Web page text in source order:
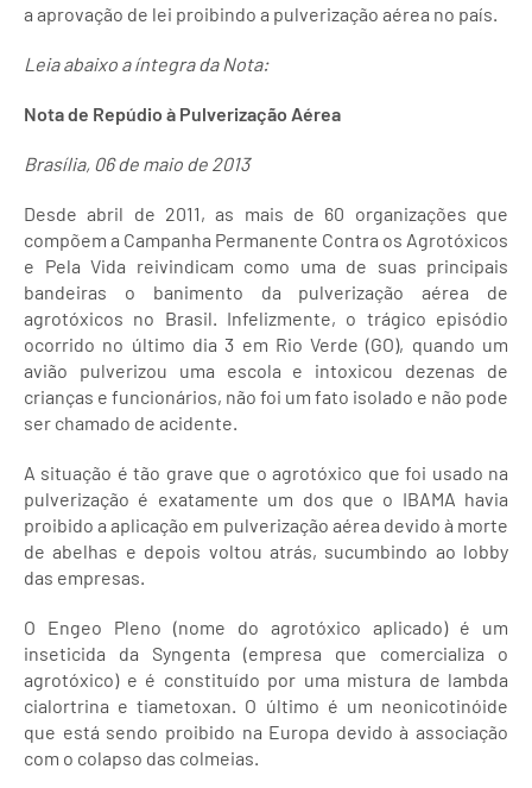
a aprovação de lei proibindo a pulverização aérea no país.
Leia abaixo a íntegra da Nota:
Nota de Repúdio à Pulverização Aérea
Brasília, 06 de maio de 2013
Desde abril de 2011, as mais de 60 organizações que
compõem a Campanha Permanente Contra os Agrotóxicos
e Pela Vida reivindicam como uma de suas principais
bandeiras o banimento da pulverização aérea de
agrotóxicos no Brasil. Infelizmente, o trágico episódio
ocorrido no último dia 3 em Rio Verde (GO), quando um
avião pulverizou uma escola e intoxicou dezenas de
crianças e funcionários, não foi um fato isolado e não pode
ser chamado de acidente.
A situação é tão grave que o agrotóxico que foi usado na
pulverização é exatamente um dos que o IBAMA havia
proibido a aplicação em pulverização aérea devido à morte
de abelhas e depois voltou atrás, sucumbindo ao lobby
das empresas.
O Engeo Pleno (nome do agrotóxico aplicado) é um
inseticida da Syngenta (empresa que comercializa o
agrotóxico) e é constituído por uma mistura de lambda
cialortrina e tiametoxan. O último é um neonicotinóide
que está sendo proibido na Europa devido à associação
com o colapso das colmeias.